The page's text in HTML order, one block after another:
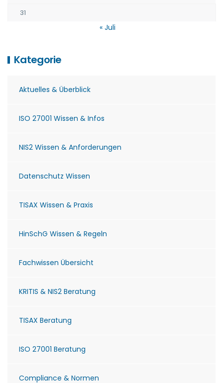
31
« Juli
Kategorie
Aktuelles & Überblick
ISO 27001 Wissen & Infos
NIS2 Wissen & Anforderungen
Datenschutz Wissen
TISAX Wissen & Praxis
HinSchG Wissen & Regeln
Fachwissen Übersicht
KRITIS & NIS2 Beratung
TISAX Beratung
ISO 27001 Beratung
Compliance & Normen